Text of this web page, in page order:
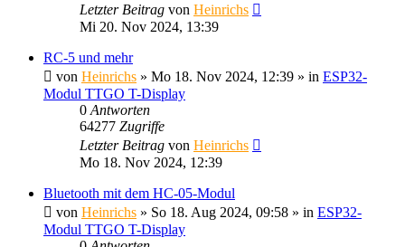
Letzter Beitrag von Heinrichs
Mi 20. Nov 2024, 13:39
RC-5 und mehr
von Heinrichs » Mo 18. Nov 2024, 12:39 » in ESP32-
Modul TTGO T-Display
0 Antworten
64277 Zugriffe
Letzter Beitrag von Heinrichs
Mo 18. Nov 2024, 12:39
Bluetooth mit dem HC-05-Modul
von Heinrichs » So 18. Aug 2024, 09:58 » in ESP32-
Modul TTGO T-Display